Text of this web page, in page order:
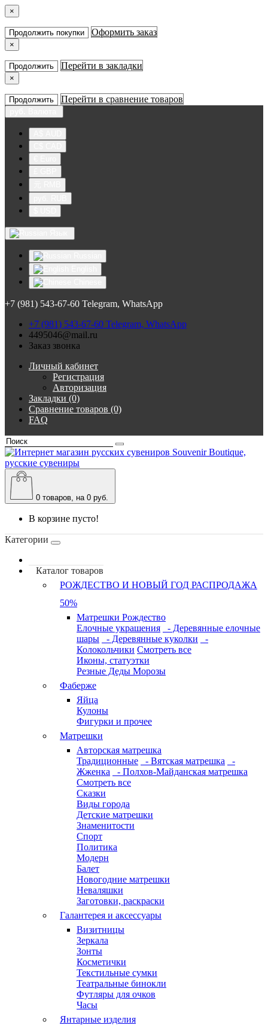
×
Продолжить покупки Оформить заказ
×
Продолжить Перейти в закладки
×
Продолжить Перейти в сравнение товаров
+7 (981) 543-67-60 Telegram, WhatsApp
+7 (981) 543-67-60 Telegram, WhatsApp
4495046@mail.ru
Заказ звонка
Личный кабинет
Регистрация
Авторизация
Закладки (0)
Сравнение товаров (0)
FAQ
0 товаров, на 0 руб.
В корзине пусто!
Категории
Каталог товаров
РОЖДЕСТВО И НОВЫЙ ГОД РАСПРОДАЖА
50%
Матрешки Рождество
Елочные украшения
- Деревянные елочные
шары
- Деревянные куколки
-
Колокольчики Смотреть все
Иконы, статуэтки
Резные Деды Морозы
Фаберже
Яйца
Кулоны
Фигурки и прочее
Матрешки
Авторская матрешка
Традиционные
- Вятская матрешка
-
Жженка
- Полхов-Майданская матрешка
Смотреть все
Сказки
Виды города
Детские матрешки
Знаменитости
Спорт
Политика
Модерн
Балет
Новогодние матрешки
Неваляшки
Заготовки, раскраски
Галантерея и аксессуары
Визитницы
Зеркала
Зонты
Косметички
Текстильные сумки
Театральные бинокли
Футляры для очков
Часы
Янтарные изделия